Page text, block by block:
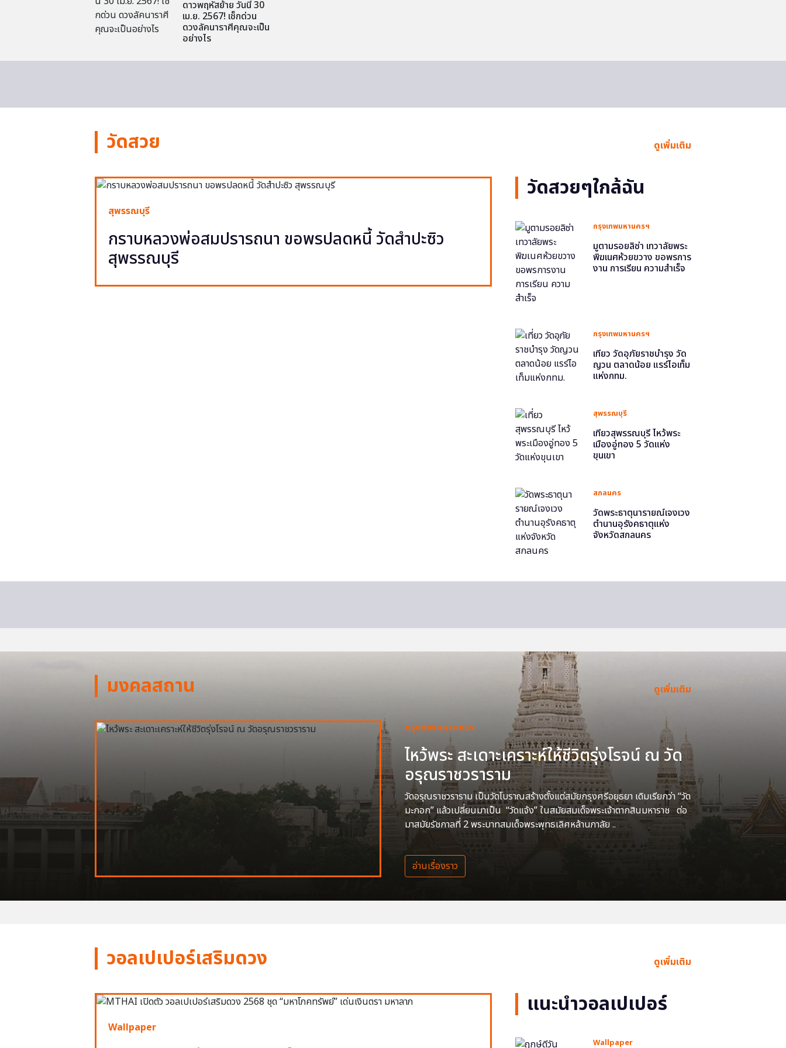
ดาวพฤหัสย้าย วันนี้ 30
เม.ย. 2567! เช็กด่วน
ดวงลัคนาราศีคุณจะเป็น
อย่างไร
วัดสวย ดูเพิ่มเติม
สุพรรณบุรี
กราบหลวงพ่อสมปรารถนา ขอพรปลดหนี้ วัดสำปะซิว
สุพรรณบุรี
วัดสวยๆใกล้ฉัน
กรุงเทพมหานครฯ
มูตามรอยลิซ่า เทวาลัยพระ
พิฆเนศห้วยขวาง ขอพรการ
งาน การเรียน ความสำเร็จ
กรุงเทพมหานครฯ
เที่ยว วัดอุภัยราชบำรุง วัด
ญวน ตลาดน้อย แรร์ไอเท็ม
แห่งกทม.
สุพรรณบุรี
เที่ยวสุพรรณบุรี ไหว้พระ
เมืองอู่ทอง 5 วัดแห่ง
ขุนเขา
สกลนคร
วัดพระธาตุนารายณ์เจงเวง
ตำนานอุรังคธาตุแห่ง
จังหวัดสกลนคร
มงคลสถาน ดูเพิ่มเติม
กรุงเทพมหานครฯ
ไหว้พระ สะเดาะเคราะห์ให้ชีวิตรุ่งโรจน์ ณ วัด
อรุณราชวราราม
วัดอรุณราชวราราม เป็นวัดโบราณสร้างตั้งแต่สมัยกรุงศรีอยุธยา เดิมเรียกว่า “วัด
มะกอก” แล้วเปลี่ยนมาเป็น “วัดแจ้ง” ในสมัยสมเด็จพระเจ้าตากสินมหาราช ต่อ
มาสมัยรัชกาลที่ 2 พระบาทสมเด็จพระพุทธเลิศหล้านภาลัย ..
อ่านเรื่องราว
วอลเปเปอร์เสริมดวง ดูเพิ่มเติม
Wallpaper
แนะนำวอลเปเปอร์
Wallpaper